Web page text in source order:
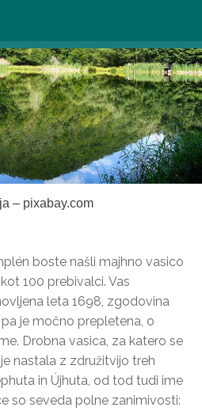
– pixabay.com
boste našli majhno vasico
100 prebivalci. Vas
leta 1698, zgodovina
je močno prepletena, o
Drobna vasica, za katero se
nastala z združitvijo treh
in Újhuta, od tod tudi ime
so seveda polne zanimivosti: